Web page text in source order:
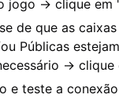
jogo → clique em
de que as
Públicas
→ clique
e teste a